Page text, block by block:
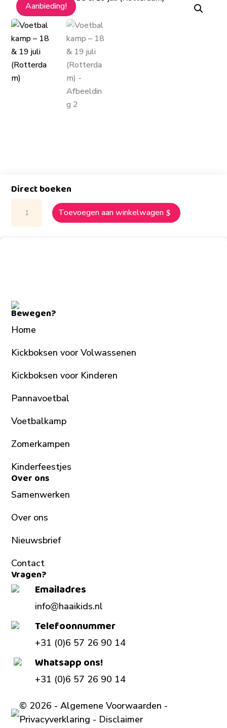
Aanbieding!
Direct boeken
Voetbalkamp
aantal
Toevoegen aan winkelwagen
Bewegen?
Home
Kickboksen voor Volwassenen
Kickboksen voor Kinderen
Pannavoetbal
Voetbalkamp
Zomerkampen
Kinderfeestjes
Over ons
Samenwerken
Over ons
Nieuwsbrief
Contact
Vragen?
Emailadres
info@haaikids.nl
Telefoonnummer
+31 (0)6 57 26 90 14
Whatsapp ons!
+31 (0)6 57 26 90 14
© 2026 - Algemene Voorwaarden -
Privacyverklaring - Disclaimer